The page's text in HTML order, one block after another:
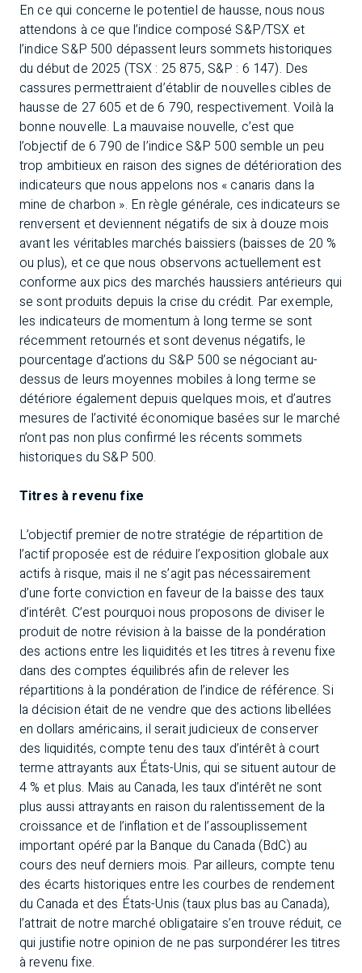
En ce qui concerne le potentiel de hausse, nous nous
attendons à ce que l’indice composé S&P/TSX et
l’indice S&P 500 dépassent leurs sommets historiques
du début de 2025 (TSX : 25 875, S&P : 6 147). Des
cassures permettraient d’établir de nouvelles cibles de
hausse de 27 605 et de 6 790, respectivement. Voilà la
bonne nouvelle. La mauvaise nouvelle, c’est que
l’objectif de 6 790 de l’indice S&P 500 semble un peu
trop ambitieux en raison des signes de détérioration des
indicateurs que nous appelons nos « canaris dans la
mine de charbon ». En règle générale, ces indicateurs se
renversent et deviennent négatifs de six à douze mois
avant les véritables marchés baissiers (baisses de 20 %
ou plus), et ce que nous observons actuellement est
conforme aux pics des marchés haussiers antérieurs qui
se sont produits depuis la crise du crédit. Par exemple,
les indicateurs de momentum à long terme se sont
récemment retournés et sont devenus négatifs, le
pourcentage d’actions du S&P 500 se négociant au-
dessus de leurs moyennes mobiles à long terme se
détériore également depuis quelques mois, et d’autres
mesures de l’activité économique basées sur le marché
n’ont pas non plus confirmé les récents sommets
historiques du S&P 500.
Titres à revenu fixe
L’objectif premier de notre stratégie de répartition de
l’actif proposée est de réduire l’exposition globale aux
actifs à risque, mais il ne s’agit pas nécessairement
d’une forte conviction en faveur de la baisse des taux
d’intérêt. C’est pourquoi nous proposons de diviser le
produit de notre révision à la baisse de la pondération
des actions entre les liquidités et les titres à revenu fixe
dans des comptes équilibrés afin de relever les
répartitions à la pondération de l’indice de référence. Si
la décision était de ne vendre que des actions libellées
en dollars américains, il serait judicieux de conserver
des liquidités, compte tenu des taux d’intérêt à court
terme attrayants aux États-Unis, qui se situent autour de
4 % et plus. Mais au Canada, les taux d’intérêt ne sont
plus aussi attrayants en raison du ralentissement de la
croissance et de l’inflation et de l’assouplissement
important opéré par la Banque du Canada (BdC) au
cours des neuf derniers mois. Par ailleurs, compte tenu
des écarts historiques entre les courbes de rendement
du Canada et des États-Unis (taux plus bas au Canada),
l’attrait de notre marché obligataire s’en trouve réduit, ce
qui justifie notre opinion de ne pas surpondérer les titres
à revenu fixe.